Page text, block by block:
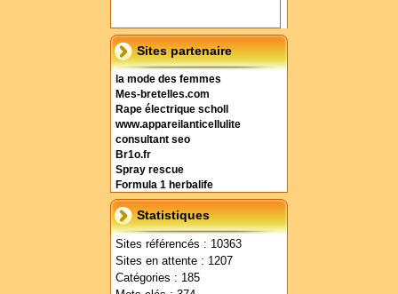
Sites partenaire
la mode des femmes
Mes-bretelles.com
Rape électrique scholl
www.appareilanticellulite
consultant seo
Br1o.fr
Spray rescue
Formula 1 herbalife
Statistiques
Sites référencés : 10363
Sites en attente : 1207
Catégories : 185